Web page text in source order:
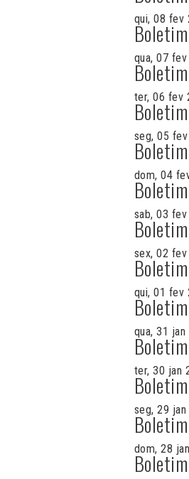
qui, 08 fev
qua, 07
ter, 06 fev
seg, 05
dom, 04
sab, 03
sex, 02
qui, 01 fev
qua, 31 jan
ter, 30 jan
seg, 29
dom, 28